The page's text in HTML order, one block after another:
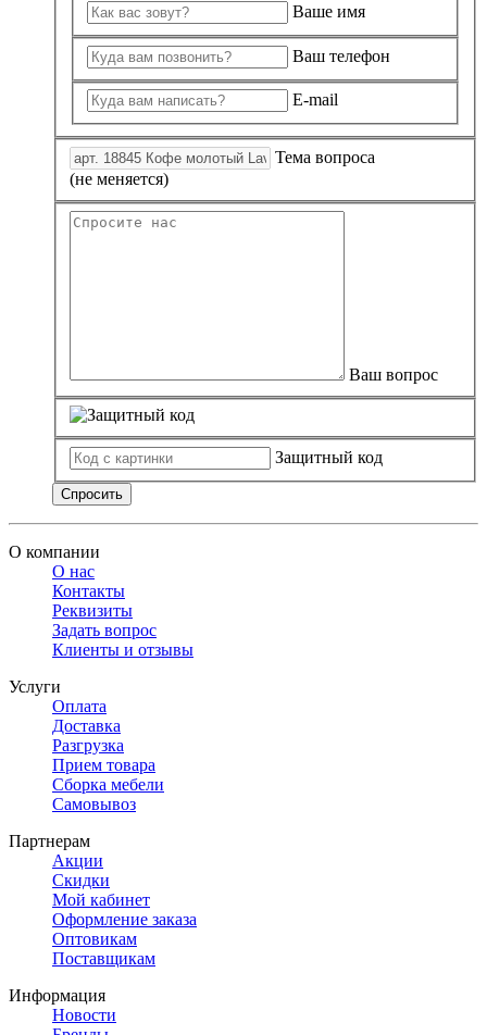
Ваше имя
Ваш телефон
E-mail
Тема вопроса
(не меняется)
Ваш вопрос
Защитный код
Спросить
О компании
О нас
Контакты
Реквизиты
Задать вопрос
Клиенты и отзывы
Услуги
Оплата
Доставка
Разгрузка
Прием товара
Сборка мебели
Самовывоз
Партнерам
Акции
Скидки
Мой кабинет
Оформление заказа
Оптовикам
Поставщикам
Информация
Новости